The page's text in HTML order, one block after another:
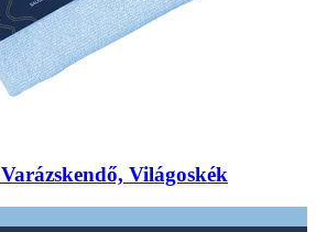
Varázskendő, Világoskék